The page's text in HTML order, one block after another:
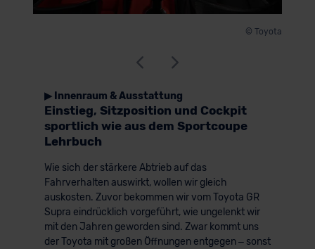
© Toyota
▶ Innenraum & Ausstattung
Einstieg, Sitzposition und Cockpit
sportlich wie aus dem Sportcoupe
Lehrbuch
Wie sich der stärkere Abtrieb auf das
Fahrverhalten auswirkt, wollen wir gleich
auskosten. Zuvor bekommen wir vom Toyota GR
Supra eindrücklich vorgeführt, wie ungelenkt wir
mit den Jahren geworden sind. Zwar kommt uns
der Toyota mit großen Öffnungen entgegen – sonst